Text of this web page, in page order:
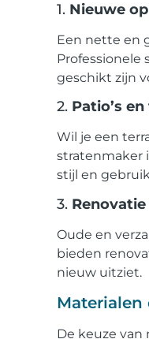
1. Nieuwe
Een nette en
Professionele
geschikt zijn
2. Patio’s
Wil je een
stratenmaker
stijl en
3.
Oude en
bieden
nieuw uitziet.
De keuze